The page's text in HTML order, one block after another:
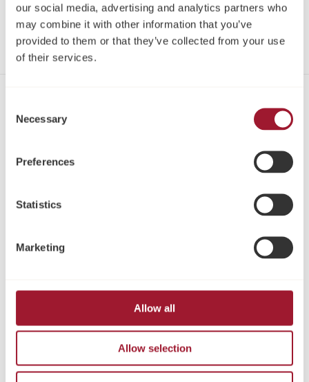
our social media, advertising and analytics partners who
may combine it with other information that you’ve
provided to them or that they’ve collected from your use
of their services.
Selection
Necessary
Preferences
Statistics
Marketing
Allow all
Allow selection
Spiralbohrer, Straight ∅4.4 × 7 – 17 mm
Mediathek